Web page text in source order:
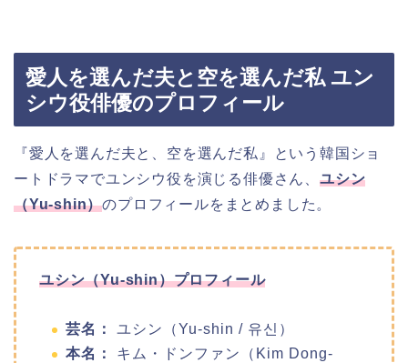
愛人を選んだ夫と空を選んだ私 ユン
シウ役俳優のプロフィール
『愛人を選んだ夫と、空を選んだ私』という韓国ショ
ートドラマでユンシウ役を演じる俳優さん、ユシン
（Yu-shin）のプロフィールをまとめました。
ユシン（Yu-shin）プロフィール
芸名：
ユシン（Yu-shin / 유신）
本名：
キム・ドンファン（Kim Dong-